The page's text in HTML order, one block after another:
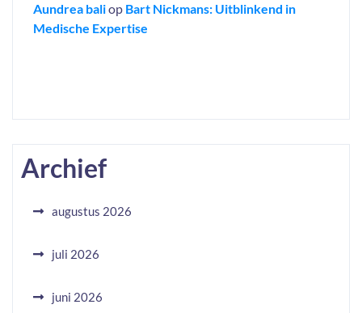
Aundrea baliop Bart Nickmans: Uitblinkend in
Medische Expertise
Archief
augustus 2026
juli 2026
juni 2026